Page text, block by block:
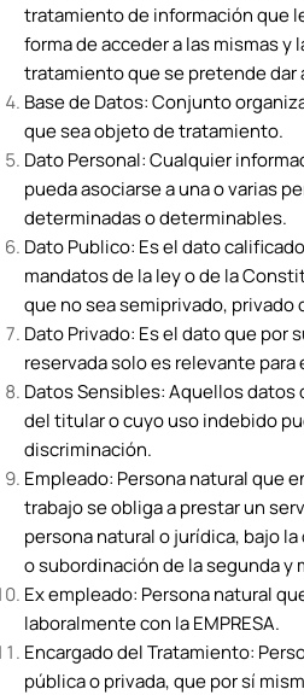
tratamiento de información que
forma de acceder a las mismas y
tratamiento que se pretende dar
Base de Datos: Conjunto
que sea objeto de tratamiento.
Dato Personal: Cualquier
pueda asociarse a una o varias
determinadas o determinables.
Dato Publico: Es el dato
mandatos de la ley o de la
que no sea semiprivado, privado
Dato Privado: Es el dato que por
reservada solo es relevante para
Datos Sensibles: Aquellos
del titular o cuyo uso indebido
discriminación.
Empleado: Persona natural que
trabajo se obliga a prestar un
persona natural o jurídica, bajo
o subordinación de la segunda y
Ex empleado: Persona natural
laboralmente con la EMPRESA.
Encargado del Tratamiento:
pública o privada, que por sí